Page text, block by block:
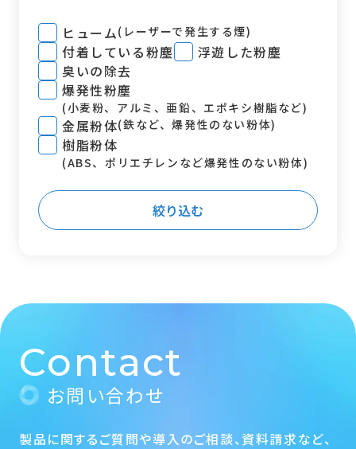
ヒューム(レーザーで発生する煙)
付着している粉塵
浮遊した粉塵
臭いの除去
爆発性粉塵
(小麦粉、アルミ、亜鉛、エポキシ樹脂など)
金属粉体(鉄など、爆発性のない粉体)
樹脂粉体
(ABS、ポリエチレンなど爆発性のない粉体)
絞り込む
Contact
お問い合わせ
製品に関するご質問や導入のご相談、資料請求など、